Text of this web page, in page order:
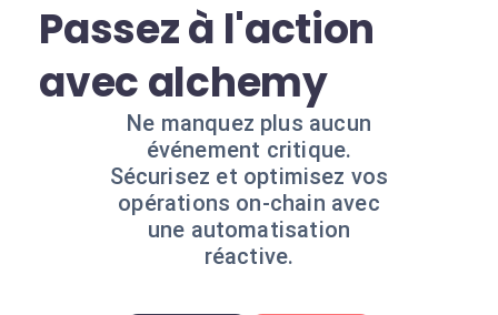
Passez à l'action
avec alchemy
Ne manquez plus aucun
événement critique.
Sécurisez et optimisez vos
opérations on-chain avec
une automatisation
réactive.